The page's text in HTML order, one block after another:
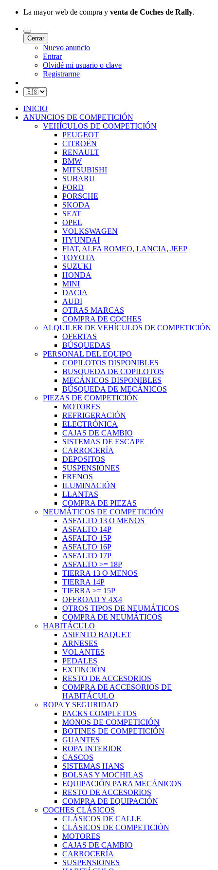
La mayor web de compra y venta de Coches de Rally.
Cerrar
Nuevo anuncio
Entrar
Olvidé mi usuario o clave
Registrarme
INICIO
ANUNCIOS DE COMPETICIÓN
VEHÍCULOS DE COMPETICIÓN
PEUGEOT
CITROËN
RENAULT
BMW
MITSUBISHI
SUBARU
FORD
PORSCHE
SKODA
SEAT
OPEL
VOLKSWAGEN
HYUNDAI
FIAT, ALFA ROMEO, LANCIA, JEEP
TOYOTA
SUZUKI
HONDA
MINI
DACIA
AUDI
OTRAS MARCAS
COMPRA DE COCHES
ALQUILER DE VEHÍCULOS DE COMPETICIÓN
OFERTAS
BÚSQUEDAS
PERSONAL DEL EQUIPO
COPILOTOS DISPONIBLES
BUSQUEDA DE COPILOTOS
MECÁNICOS DISPONIBLES
BÚSQUEDA DE MECÁNICOS
PIEZAS DE COMPETICIÓN
MOTORES
REFRIGERACIÓN
ELECTRÓNICA
CAJAS DE CAMBIO
SISTEMAS DE ESCAPE
CARROCERÍA
DEPOSITOS
SUSPENSIONES
FRENOS
ILUMINACIÓN
LLANTAS
COMPRA DE PIEZAS
NEUMÁTICOS DE COMPETICIÓN
ASFALTO 13 O MENOS
ASFALTO 14P
ASFALTO 15P
ASFALTO 16P
ASFALTO 17P
ASFALTO >= 18P
TIERRA 13 O MENOS
TIERRA 14P
TIERRA >= 15P
OFFROAD Y 4X4
OTROS TIPOS DE NEUMÁTICOS
COMPRA DE NEUMÁTICOS
HABITÁCULO
ASIENTO BAQUET
ARNESES
VOLANTES
PEDALES
EXTINCIÓN
RESTO DE ACCESORIOS
COMPRA DE ACCESORIOS DE
HABITÁCULO
ROPA Y SEGURIDAD
PACKS COMPLETOS
MONOS DE COMPETICIÓN
BOTINES DE COMPETICIÓN
GUANTES
ROPA INTERIOR
CASCOS
SISTEMAS HANS
BOLSAS Y MOCHILAS
EQUIPACIÓN PARA MECÁNICOS
RESTO DE ACCESORIOS
COMPRA DE EQUIPACIÓN
COCHES CLÁSICOS
CLÁSICOS DE CALLE
CLÁSICOS DE COMPETICIÓN
MOTORES
CAJAS DE CAMBIO
CARROCERÍA
SUSPENSIONES